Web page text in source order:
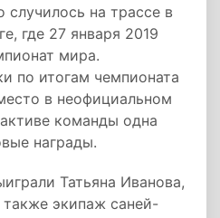
случилось на трассе в
где 27 января 2019
мира.
по итогам чемпионата
в неофициальном
команды одна
награды.
Татьяна Иванова,
экипаж саней-